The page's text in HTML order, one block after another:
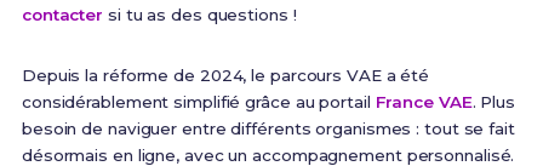
contacter si tu as des questions !
Depuis la réforme de 2024, le parcours VAE a été
considérablement simplifié grâce au portail France VAE. Plus
besoin de naviguer entre différents organismes : tout se fait
désormais en ligne, avec un accompagnement personnalisé.